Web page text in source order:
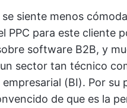
se siente menos cómoda
PPC para este cliente
software B2B, y
sector tan técnico
(BI). Por su
de que es la